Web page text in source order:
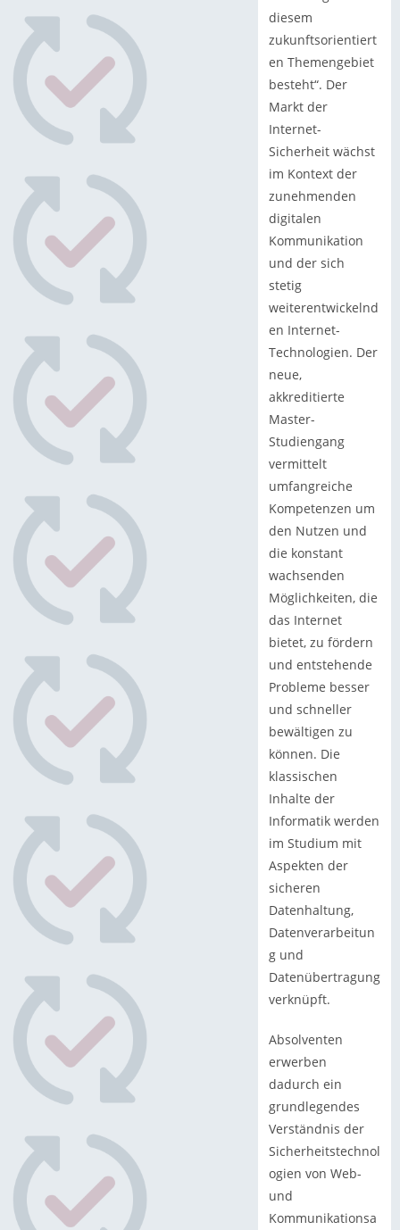
diesem
zukunftsorientiert
en Themengebiet
besteht“. Der
Markt der
Internet-
Sicherheit wächst
im Kontext der
zunehmenden
digitalen
Kommunikation
und der sich
stetig
weiterentwickelnd
en Internet-
Technologien. Der
neue,
akkreditierte
Master-
Studiengang
vermittelt
umfangreiche
Kompetenzen um
den Nutzen und
die konstant
wachsenden
Möglichkeiten, die
das Internet
bietet, zu fördern
und entstehende
Probleme besser
und schneller
bewältigen zu
können. Die
klassischen
Inhalte der
Informatik werden
im Studium mit
Aspekten der
sicheren
Datenhaltung,
Datenverarbeitun
g und
Datenübertragung
verknüpft.
Absolventen
erwerben
dadurch ein
grundlegendes
Verständnis der
Sicherheitstechnol
ogien von Web-
und
Kommunikationsa